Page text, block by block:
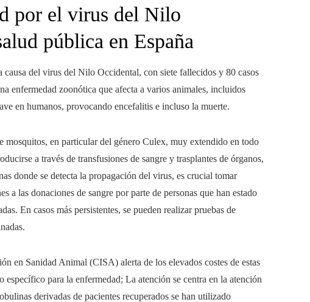
por el virus del Nilo
pública en España
causa del virus del Nilo Occidental, con siete fallecidos y 80 casos
enfermedad zoonótica que afecta a varios animales, incluidos
en humanos, provocando encefalitis e incluso la muerte.
en particular del género Culex, muy extendido en todo
a través de transfusiones de sangre y trasplantes de órganos,
donde se detecta la propagación del virus, es crucial tomar
las donaciones de sangre por parte de personas que han estado
En casos más persistentes, se pueden realizar pruebas de
en Sanidad Animal (CISA) alerta de los elevados costes de estas
para la enfermedad; La atención se centra en la atención
derivadas de pacientes recuperados se han utilizado